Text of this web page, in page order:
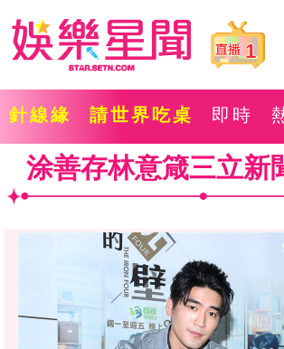
1
針線緣 請世界吃桌 即時
涂善存林意箴三立新